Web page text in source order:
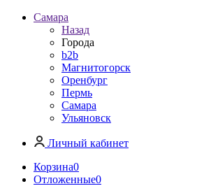
Самара
Назад
Города
b2b
Магнитогорск
Оренбург
Пермь
Самара
Ульяновск
Личный кабинет
Корзина0
Отложенные0